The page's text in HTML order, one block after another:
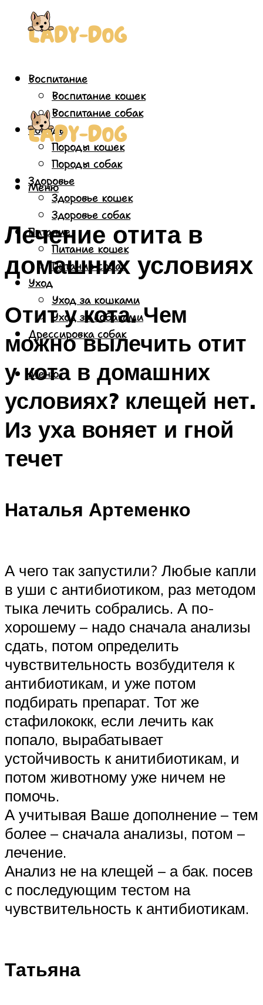
Воспитание
Воспитание кошек
Воспитание собак
Породы
Породы кошек
Породы собак
Здоровье
Здоровье кошек
Здоровье собак
Питание
Питание кошек
Питание собак
Уход
Уход за кошками
Уход за собаками
Дрессировка собак
Меню
Меню
Лечение отита в
домашних условиях
Отит у кота. Чем
можно вылечить отит
у кота в домашних
условиях? клещей нет.
Из уха воняет и гной
течет
Наталья Артеменко
А чего так запустили? Любые капли
в уши с антибиотиком, раз методом
тыка лечить собрались. А по-
хорошему – надо сначала анализы
сдать, потом определить
чувствительность возбудителя к
антибиотикам, и уже потом
подбирать препарат. Тот же
стафилококк, если лечить как
попало, вырабатывает
устойчивость к анитибиотикам, и
потом животному уже ничем не
помочь.
А учитывая Ваше дополнение – тем
более – сначала анализы, потом –
лечение.
Анализ не на клещей – а бак. посев
с последующим тестом на
чувствительность к антибиотикам.
Татьяна